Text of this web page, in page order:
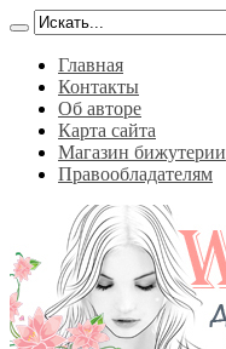
Главная
Контакты
Об авторе
Карта сайта
Магазин бижутерии
Правообладателям